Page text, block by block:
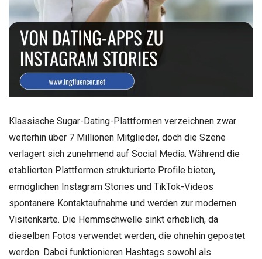
Klassische Sugar-Dating-Plattformen verzeichnen zwar
weiterhin über 7 Millionen Mitglieder, doch die Szene
verlagert sich zunehmend auf Social Media. Während die
etablierten Plattformen strukturierte Profile bieten,
ermöglichen Instagram Stories und TikTok-Videos
spontanere Kontaktaufnahme und werden zur modernen
Visitenkarte. Die Hemmschwelle sinkt erheblich, da
dieselben Fotos verwendet werden, die ohnehin gepostet
werden. Dabei funktionieren Hashtags sowohl als